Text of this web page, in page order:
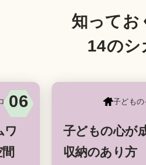
知ってお
14のシ
06
ワ
子どもの
子どもの心が
収納のあり方